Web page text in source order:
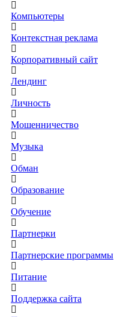
Компьютеры
Контекстная реклама
Корпоративный сайт
Лендинг
Личность
Мошенничество
Музыка
Обман
Образование
Обучение
Партнерки
Партнерские программы
Питание
Поддержка сайта